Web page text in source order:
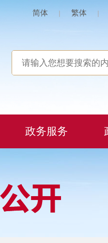
简体 | 繁体 |
政务服务